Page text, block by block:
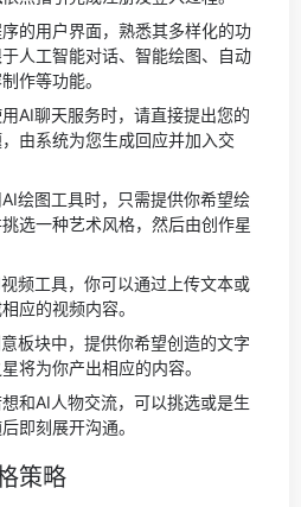
的用户界面，熟悉其多样化的功
人工智能对话、智能绘图、自动
作等功能。
AI聊天服务时，请直接提出您的
由系统为您生成回应并加入交
绘图工具时，只需提供你希望绘
选一种艺术风格，然后由创作星
频工具，你可以通过上传文本或
应的视频内容。
板块中，提供你希望创造的文字
将为你产出相应的内容。
和AI人物交流，可以挑选或是生
即刻展开沟通。
策略